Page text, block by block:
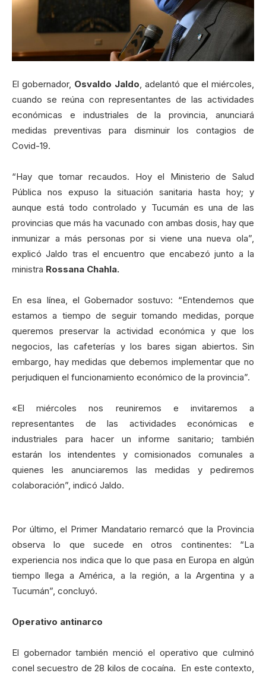
El gobernador, Osvaldo Jaldo, adelantó que el miércoles,
cuando se reúna con representantes de las actividades
económicas e industriales de la provincia, anunciará
medidas preventivas para disminuir los contagios de
Covid-19.
“Hay que tomar recaudos. Hoy el Ministerio de Salud
Pública nos expuso la situación sanitaria hasta hoy; y
aunque está todo controlado y Tucumán es una de las
provincias que más ha vacunado con ambas dosis, hay que
inmunizar a más personas por si viene una nueva ola”,
explicó Jaldo tras el encuentro que encabezó junto a la
ministra Rossana Chahla.
En esa línea, el Gobernador sostuvo: “Entendemos que
estamos a tiempo de seguir tomando medidas, porque
queremos preservar la actividad económica y que los
negocios, las cafeterías y los bares sigan abiertos. Sin
embargo, hay medidas que debemos implementar que no
perjudiquen el funcionamiento económico de la provincia”.
«El miércoles nos reuniremos e invitaremos a
representantes de las actividades económicas e
industriales para hacer un informe sanitario; también
estarán los intendentes y comisionados comunales a
quienes les anunciaremos las medidas y pediremos
colaboración”, indicó Jaldo.
Por último, el Primer Mandatario remarcó que la Provincia
observa lo que sucede en otros continentes: “La
experiencia nos indica que lo que pasa en Europa en algún
tiempo llega a América, a la región, a la Argentina y a
Tucumán”, concluyó.
Operativo antinarco
El gobernador también menció el operativo que culminó
conel secuestro de 28 kilos de cocaína. En este contexto,